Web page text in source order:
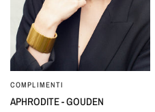
SNEL BEKIJKEN
COMPLIMENTI
APHRODITE - GOUDEN